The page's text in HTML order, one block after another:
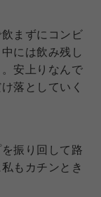
まずにコンビ
には飲み残し
安上りなんで
落としていく
振り回して路
もカチンとき